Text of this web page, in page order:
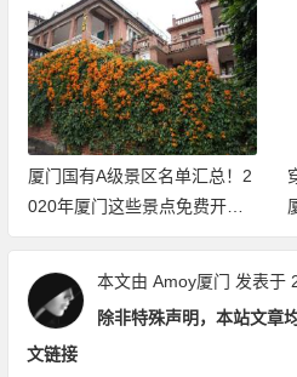
厦门国有A级景区名单汇总！2
020年厦门这些景点免费开放
（持续更新中）
本文由 Amoy厦门 发表于
除非特殊声明，本站文章
文链接